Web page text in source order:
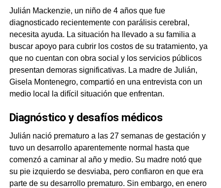
Julián Mackenzie, un niño de 4 años que fue
diagnosticado recientemente con parálisis cerebral,
necesita ayuda. La situación ha llevado a su familia a
buscar apoyo para cubrir los costos de su tratamiento, ya
que no cuentan con obra social y los servicios públicos
presentan demoras significativas. La madre de Julián,
Gisela Montenegro, compartió en una entrevista con un
medio local la difícil situación que enfrentan.
Diagnóstico y desafíos médicos
Julián nació prematuro a las 27 semanas de gestación y
tuvo un desarrollo aparentemente normal hasta que
comenzó a caminar al año y medio. Su madre notó que
su pie izquierdo se desviaba, pero confiaron en que era
parte de su desarrollo prematuro. Sin embargo, en enero